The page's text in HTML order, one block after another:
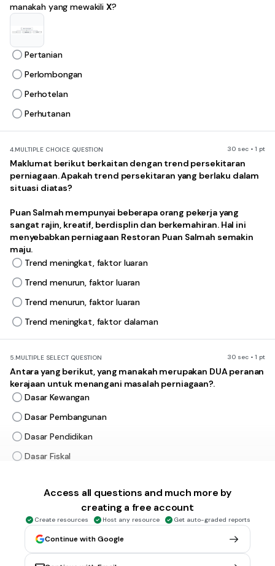
manakah yang mewakili X?
Pertanian
Perlombongan
Perhotelan
Perhutanan
4.MULTIPLE CHOICE QUESTION 30 sec • 1 pt
Maklumat berikut berkaitan dengan trend persekitaran
perniagaan. Apakah trend persekitaran yang berlaku dalam
situasi diatas?
Puan Salmah mempunyai beberapa orang pekerja yang
sangat rajin, kreatif, berdisplin dan berkemahiran. Hal ini
menyebabkan perniagaan Restoran Puan Salmah semakin
maju.
Trend meningkat, faktor luaran
Trend menurun, faktor luaran
Trend menurun, faktor luaran
Trend meningkat, faktor dalaman
5.MULTIPLE SELECT QUESTION 30 sec • 1 pt
Antara yang berikut, yang manakah merupakan DUA peranan
kerajaan untuk menangani masalah perniagaan?.
Dasar Kewangan
Dasar Pembangunan
Dasar Pendidikan
Dasar Fiskal
MULTIPLE CHOICE QUESTION 30 sec • 1 pt
Gambar menunjukkan amalan gaya hidup sihat yang
mempengaruhi persekitaran perniagaan.
Apakah faktor luaran yang mempengaruhi persekitaran
perniagaan tersebut?
Access all questions and much more by
creating a free account
Create resources Host any resource Get auto-graded reports
Continue with Google